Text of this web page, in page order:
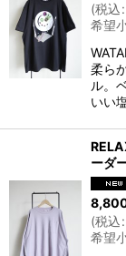
(税込:
希望
柔ら
ル。
いい
ーダ
(税込:
希望